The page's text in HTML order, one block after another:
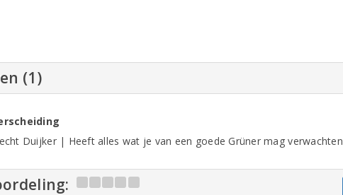
(1)
Duijker | Heeft alles wat je van een goede Grüner mag verwachten